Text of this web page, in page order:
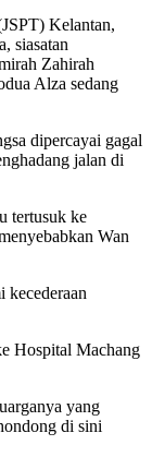
Kelantan,
siasatan
Zahirah
Alza sedang
dipercayai gagal
jalan di
tertusuk ke
Wan
kecederaan
Hospital Machang
yang
di sini